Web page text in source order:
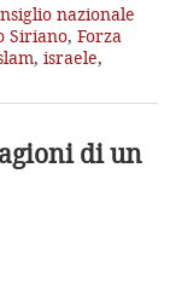
nazionale
Siriano, Forza
, israele,
di un